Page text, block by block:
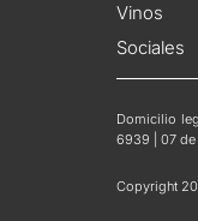
Vinos
Sociales
Domicilio
6939 | 07
Copyright